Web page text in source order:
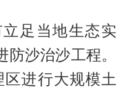
足当地生态实
沙治沙工程。
进行大规模土